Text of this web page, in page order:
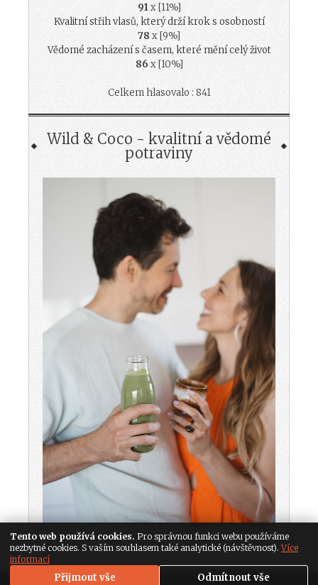
91x [11%]
Kvalitní střih vlasů, který drží krok s osobností
78 x [9%]
Vědomé zacházení s časem, které mění celý život
86 x [10%]
Celkem hlasovalo : 841
Wild & Coco - kvalitní a vědomé
potraviny
Tento web používá cookies. Pro správnou funkci webu používáme
nezbytné cookies. S vaším souhlasem také analytické (návštěvnost).Více
informací
Přijmout vše Odmítnout vše